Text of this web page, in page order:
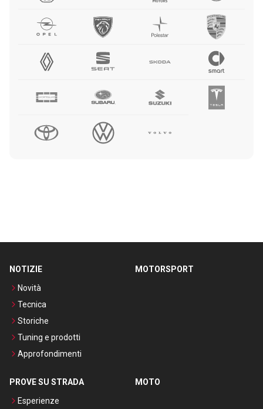
NOTIZIE
Novità
Tecnica
Storiche
Tuning e prodotti
Approfondimenti
MOTORSPORT
PROVE SU STRADA
Esperienze
MOTO